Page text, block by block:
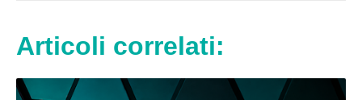
Articoli correlati: